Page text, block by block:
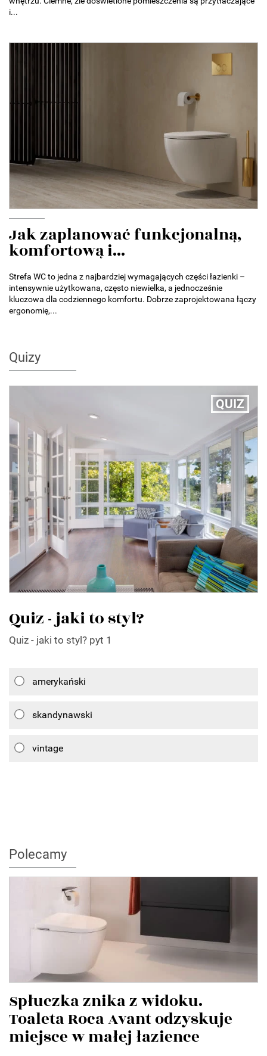
i...
Jak zaplanować funkcjonalną,
komfortową i...
Strefa WC to jedna z najbardziej wymagających części łazienki –
intensywnie użytkowana, często niewielka, a jednocześnie
kluczowa dla codziennego komfortu. Dobrze zaprojektowana łączy
ergonomię,...
Quizy
QUIZ
Quiz - jaki to styl?
Quiz - jaki to styl? pyt 1
amerykański
skandynawski
vintage
Polecamy
Spłuczka znika z widoku.
Toaleta Roca Avant odzyskuje
miejsce w małej łazience